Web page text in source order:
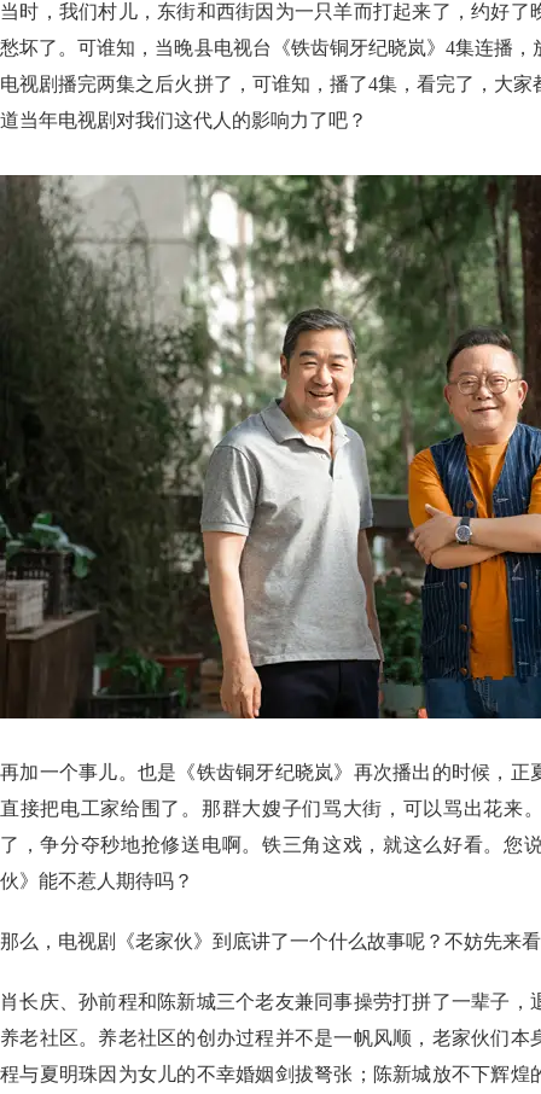
当时，我们村儿，东街和西街因为一只羊而打起来了，约好了
愁坏了。可谁知，当晚县电视台《铁齿铜牙纪晓岚》4集连播
电视剧播完两集之后火拼了，可谁知，播了4集，看完了，大
道当年电视剧对我们这代人的影响力了吧？
再加一个事儿。也是《铁齿铜牙纪晓岚》再次播出的时候，正
直接把电工家给围了。那群大嫂子们骂大街，可以骂出花来
了，争分夺秒地抢修送电啊。铁三角这戏，就这么好看。您
伙》能不惹人期待吗？
那么，电视剧《老家伙》到底讲了一个什么故事呢？不妨先来
肖长庆、孙前程和陈新城三个老友兼同事操劳打拼了一辈子，
养老社区。养老社区的创办过程并不是一帆风顺，老家伙们本
程与夏明珠因为女儿的不幸婚姻剑拔弩张；陈新城放不下辉煌